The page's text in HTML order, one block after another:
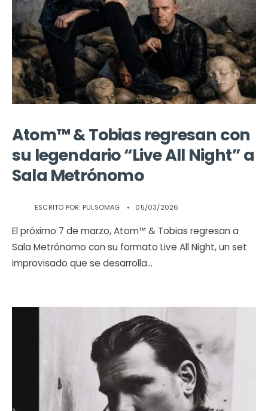
Atom™ & Tobias regresan con
su legendario “Live All Night” a
Sala Metrónomo
ESCRITO POR: PULSOMAG • 05/03/2026
El próximo 7 de marzo, Atom™ & Tobias regresan a
Sala Metrónomo con su formato Live All Night, un set
improvisado que se desarrolla...